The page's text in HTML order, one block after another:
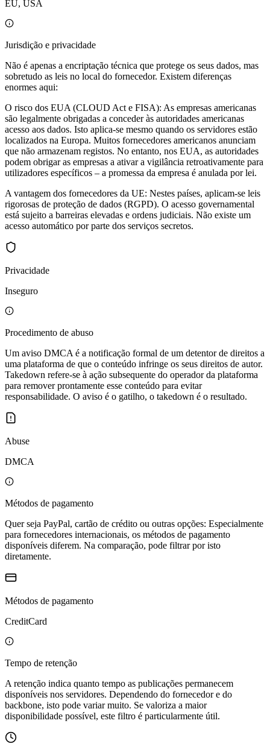
EU, USA
Jurisdição e privacidade
Não é apenas a encriptação técnica que protege os seus dados, mas
sobretudo as leis no local do fornecedor. Existem diferenças
enormes aqui:
O risco dos EUA (CLOUD Act e FISA): As empresas americanas
são legalmente obrigadas a conceder às autoridades americanas
acesso aos dados. Isto aplica-se mesmo quando os servidores estão
localizados na Europa. Muitos fornecedores americanos anunciam
que não armazenam registos. No entanto, nos EUA, as autoridades
podem obrigar as empresas a ativar a vigilância retroativamente para
utilizadores específicos – a promessa da empresa é anulada por lei.
A vantagem dos fornecedores da UE: Nestes países, aplicam-se leis
rigorosas de proteção de dados (RGPD). O acesso governamental
está sujeito a barreiras elevadas e ordens judiciais. Não existe um
acesso automático por parte dos serviços secretos.
Privacidade
Inseguro
Procedimento de abuso
Um aviso DMCA é a notificação formal de um detentor de direitos a
uma plataforma de que o conteúdo infringe os seus direitos de autor.
Takedown refere-se à ação subsequente do operador da plataforma
para remover prontamente esse conteúdo para evitar
responsabilidade. O aviso é o gatilho, o takedown é o resultado.
Abuse
DMCA
Métodos de pagamento
Quer seja PayPal, cartão de crédito ou outras opções: Especialmente
para fornecedores internacionais, os métodos de pagamento
disponíveis diferem. Na comparação, pode filtrar por isto
diretamente.
Métodos de pagamento
CreditCard
Tempo de retenção
A retenção indica quanto tempo as publicações permanecem
disponíveis nos servidores. Dependendo do fornecedor e do
backbone, isto pode variar muito. Se valoriza a maior
disponibilidade possível, este filtro é particularmente útil.